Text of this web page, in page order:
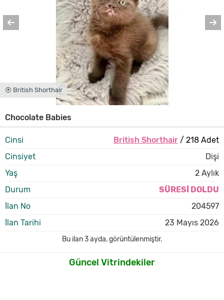
⦿ British Shorthair
Chocolate Babies
Cinsi British Shorthair/ 218 Adet
Cinsiyet
Dişi
Yaş
2 Aylık
Durum
SÜRESİ DOLDU
İlan No
204597
İlan Tarihi
23 Mayıs 2026
Bu ilan3 ayda,görüntülenmiştir.
Güncel Vitrindekiler